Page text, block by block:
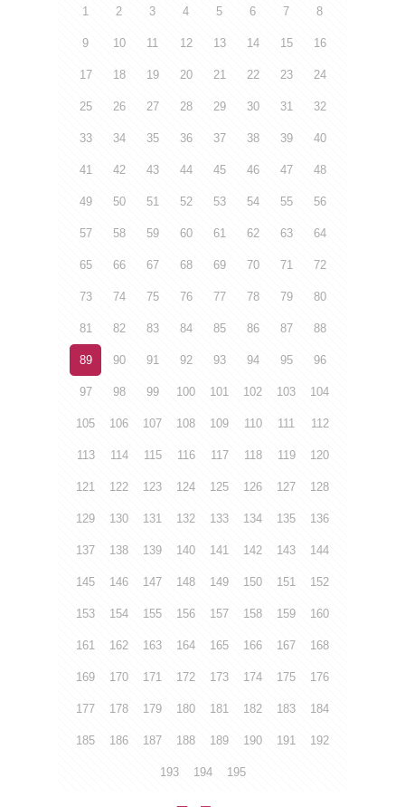
1 2 3 4 5 6 7 8
9 10 11 12 13 14 15 16
17 18 19 20 21 22 23 24
25 26 27 28 29 30 31 32
33 34 35 36 37 38 39 40
41 42 43 44 45 46 47 48
49 50 51 52 53 54 55 56
57 58 59 60 61 62 63 64
65 66 67 68 69 70 71 72
73 74 75 76 77 78 79 80
81 82 83 84 85 86 87 88
89 90 91 92 93 94 95 96
97 98 99 100 101 102 103 104
105 106 107 108 109 110 111 112
113 114 115 116 117 118 119 120
121 122 123 124 125 126 127 128
129 130 131 132 133 134 135 136
137 138 139 140 141 142 143 144
145 146 147 148 149 150 151 152
153 154 155 156 157 158 159 160
161 162 163 164 165 166 167 168
169 170 171 172 173 174 175 176
177 178 179 180 181 182 183 184
185 186 187 188 189 190 191 192
193 194 195